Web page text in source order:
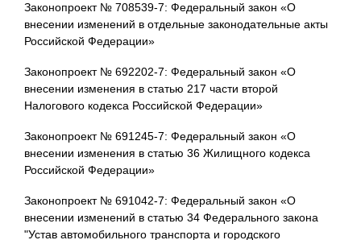
Законопроект № 708539-7: Федеральный закон «О
внесении изменений в отдельные законодательные акты
Российской Федерации»
Законопроект № 692202-7: Федеральный закон «О
внесении изменения в статью 217 части второй
Налогового кодекса Российской Федерации»
Законопроект № 691245-7: Федеральный закон «О
внесении изменения в статью 36 Жилищного кодекса
Российской Федерации»
Законопроект № 691042-7: Федеральный закон «О
внесении изменений в статью 34 Федерального закона
"Устав автомобильного транспорта и городского